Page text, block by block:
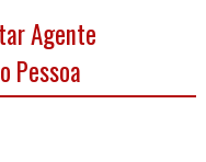
Agente
Pessoa